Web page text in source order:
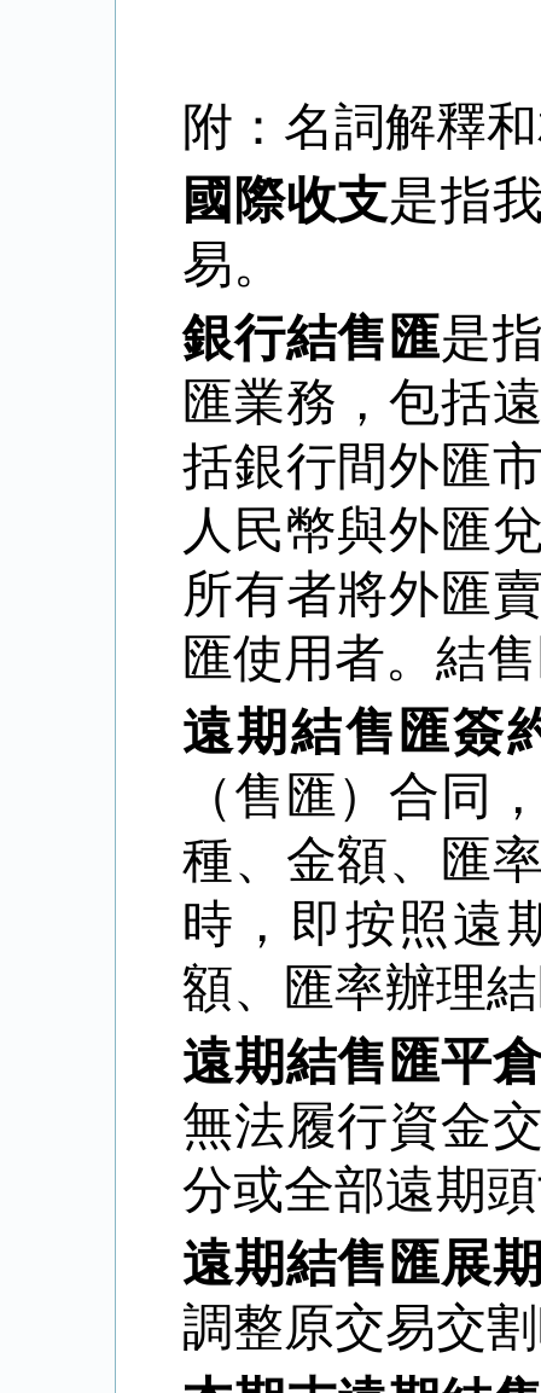
附：名詞解釋
國際收支是指
易。
銀行結售匯是
匯業務，包括
括銀行間外匯
人民幣與外匯
所有者將外匯
匯使用者。結
遠期結售匯簽
（售匯）合同
種、金額、匯
時，即按照遠
額、匯率辦理
遠期結售匯平
無法履行資金
分或全部遠期
遠期結售匯展
調整原交易交